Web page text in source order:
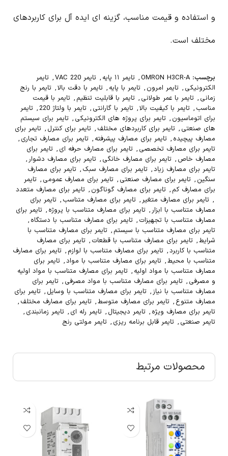
و استفاده و قیمت مناسب، گزینه ای ایده آل برای کاربردهای
مختلف است.
برچسب: OMRON H3CR-A
, تایمر ۱۱ پایه , تایمر 220 VAC , تایمر
الکترونیکی , تایمر امرون , تایمر با پایه , تایمر با دقت بالا, تایمر با رنج
زمانی , تایمر با عمر طولانی , تایمر با قابلیت تنظیم , تایمر با قیمت
مناسب , تایمر با کیفیت بالا, تایمر با گارانتی , تایمر با ولتاژ 220 , تایمر
برای اتوماسیون , تایمر برای پروژه های الکترونیکی , تایمر برای سیستم
های صنعتی , تایمر برای کاربردهای مختلف , تایمر برای کنترل , تایمر برای
مصارف پیچیده , تایمر برای مصارف پیشرفته , تایمر برای مصارف تجاری ,
تایمر برای مصارف تخصصی , تایمر برای مصارف حرفه ای , تایمر برای
مصارف خاص , تایمر برای مصارف خانگی , تایمر برای مصارف دشوار ,
تایمر برای مصارف زیاد, تایمر برای مصارف سبک , تایمر برای مصارف
سنگین , تایمر برای مصارف صنعتی , تایمر برای مصارف عمومی , تایمر
برای مصارف کم , تایمر برای مصارف گوناگون , تایمر برای مصارف متعدد
, تایمر برای مصارف متغیر , تایمر برای مصارف متناسب , تایمر برای
مصارف متناسب با ابزار , تایمر برای مصارف متناسب با پروژه , تایمر برای
مصارف متناسب با تجهیزات , تایمر برای مصارف متناسب با دستگاه ,
تایمر برای مصارف متناسب با سیستم , تایمر برای مصارف متناسب با
شرایط, تایمر برای مصارف متناسب با قطعات , تایمر برای مصارف
متناسب با کاربرد, تایمر برای مصارف متناسب با لوازم , تایمر برای مصارف
متناسب با محیط, تایمر برای مصارف متناسب با مواد, تایمر برای
مصارف متناسب با مواد اولیه , تایمر برای مصارف متناسب با مواد اولیه
و مصرفی , تایمر برای مصارف متناسب با مواد مصرفی , تایمر برای
مصارف متناسب با نیاز , تایمر برای مصارف متناسب با وسایل , تایمر برای
مصارف متنوع , تایمر برای مصارف متوسط, تایمر برای مصارف مختلف ,
تایمر برای مصارف ویژه , تایمر دیجیتال , تایمر رله ای , تایمر زمانبندی ,
تایمر صنعتی , تایمر قابل برنامه ریزی , تایمر مولتی رنج
محصولات مرتبط